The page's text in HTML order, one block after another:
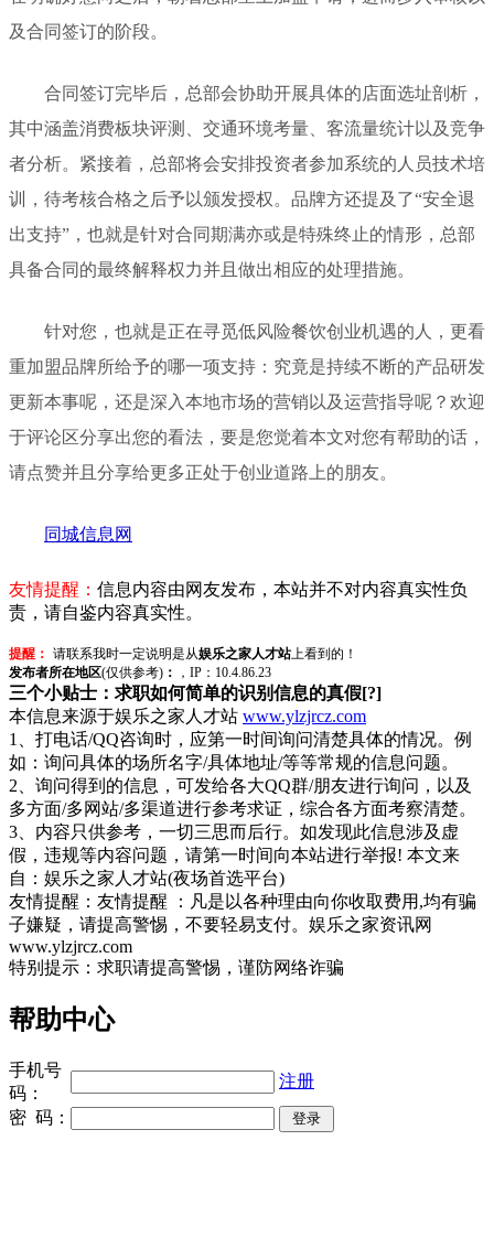
及合同签订的阶段。
合同签订完毕后，总部会协助开展具体的店面选址剖析，
其中涵盖消费板块评测、交通环境考量、客流量统计以及竞争
者分析。紧接着，总部将会安排投资者参加系统的人员技术培
训，待考核合格之后予以颁发授权。品牌方还提及了“安全退
出支持”，也就是针对合同期满亦或是特殊终止的情形，总部
具备合同的最终解释权力并且做出相应的处理措施。
针对您，也就是正在寻觅低风险餐饮创业机遇的人，更看
重加盟品牌所给予的哪一项支持：究竟是持续不断的产品研发
更新本事呢，还是深入本地市场的营销以及运营指导呢？欢迎
于评论区分享出您的看法，要是您觉着本文对您有帮助的话，
请点赞并且分享给更多正处于创业道路上的朋友。
同城信息网
友情提醒： 信息内容由网友发布，本站并不对内容真实性负
责，请自鉴内容真实性。
提醒： 请联系我时一定说明是从娱乐之家人才站上看到的！
发布者所在地区(仅供参考) ： ，IP：10.4.86.23
三个小贴士：求职如何简单的识别信息的真假[?]
本信息来源于娱乐之家人才站 www.ylzjrcz.com
1、打电话/QQ咨询时，应第一时间询问清楚具体的情况。例
如：询问具体的场所名字/具体地址/等等常规的信息问题。
2、询问得到的信息，可发给各大QQ群/朋友进行询问，以及
多方面/多网站/多渠道进行参考求证，综合各方面考察清楚。
3、内容只供参考，一切三思而后行。如发现此信息涉及虚
假，违规等内容问题，请第一时间向本站进行举报! 本文来
自：娱乐之家人才站(夜场首选平台)
友情提醒：友情提醒 ：凡是以各种理由向你收取费用,均有骗
子嫌疑，请提高警惕，不要轻易支付。娱乐之家资讯网
www.ylzjrcz.com
特别提示：求职请提高警惕，谨防网络诈骗
帮助中心
手机号
码：
注册
密 码：